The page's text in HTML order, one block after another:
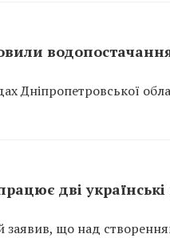
водопостачання
Дніпропетровської
дві
що над